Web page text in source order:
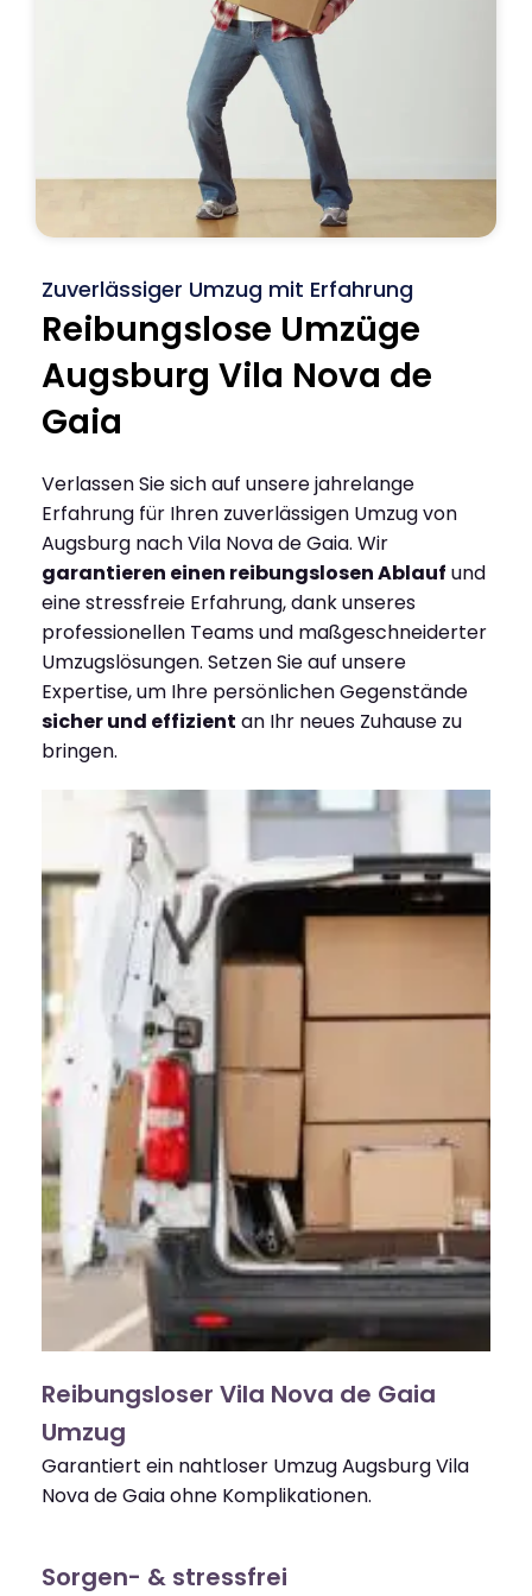
Zuverlässiger Umzug mit Erfahrung
Reibungslose Umzüge
Augsburg Vila Nova de
Gaia
Verlassen Sie sich auf unsere jahrelange
Erfahrung für Ihren zuverlässigen Umzug von
Augsburg nach Vila Nova de Gaia. Wir
garantieren einen reibungslosen Ablauf und
eine stressfreie Erfahrung, dank unseres
professionellen Teams und maßgeschneiderter
Umzugslösungen. Setzen Sie auf unsere
Expertise, um Ihre persönlichen Gegenstände
sicher und effizient an Ihr neues Zuhause zu
bringen.
Reibungsloser Vila Nova de Gaia
Umzug
Garantiert ein nahtloser Umzug Augsburg Vila
Nova de Gaia ohne Komplikationen.
Sorgen- & stressfrei